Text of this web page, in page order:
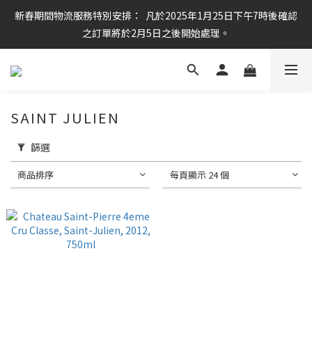
任何酒款買滿6枝或滿$800元即可免運費
新春期間物流服務特別安排：  凡於2025年1月25日下午7時後確認
之訂單將於2月5日之後開始處理。
任何酒款買滿6枝或滿$800元即可免運費
SAINT JULIEN
篩選
商品排序 每頁顯示 24 個